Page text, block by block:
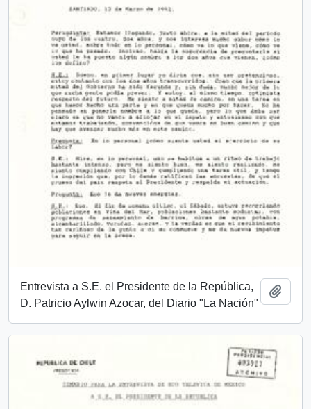
Entrevista a S.E. el Presidente de la República,
D. Patricio Aylwin Azocar, del Diario "La Nación"